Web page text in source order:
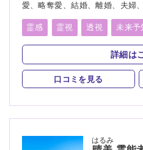
愛、略奪愛、結婚、離婚、夫婦
転職、適職、縁結び、縁切り
霊感 霊視 透視 未来予
前世 後世 言霊 神通力
死者霊の降霊 除霊 浄霊
詳細は
口コミを見る
はるみ